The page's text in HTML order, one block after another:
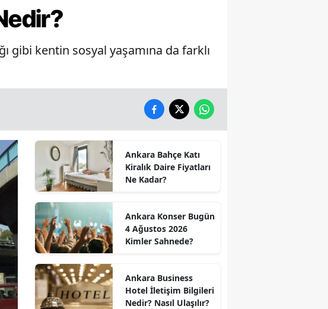
gibi kentin sosyal yaşamına da farklı
Ankara Bahçe Katı
Kiralık Daire Fiyatları
Ne Kadar?
Ankara Konser Bugün
4 Ağustos 2026
Kimler Sahnede?
Ankara Business
Hotel İletişim Bilgileri
Nedir? Nasıl Ulaşılır?